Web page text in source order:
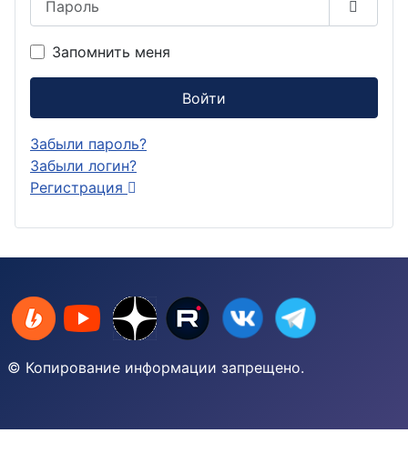
Запомнить меня
Войти
Забыли пароль?
Забыли логин?
Регистрация
© Копирование информации запрещено.